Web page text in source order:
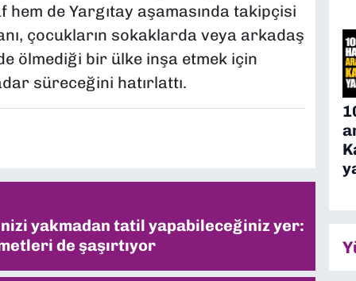
de Yargıtay aşamasında takipçisi
çocukların sokaklarda veya arkadaş
ölmediği bir ülke inşa etmek için
süreceğini hatırlattı.
yakmadan tatil yapabileceğiniz yer:
de şaşırtıyor